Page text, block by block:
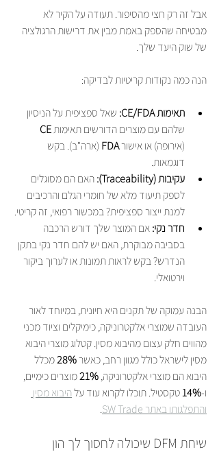
אבל זה רק חצי מהסיפור. תעודה על הקיר לא
מבטיחה שהספק באמת מבין את דרישות הרגולציה
של שוק היעד שלך.
הנה כמה נקודות קריטיות לבדיקה:
תאימות CE/FDA:
שאל ספציפית על הניסיון
שלהם עם מוצרים הדורשים תאימות CE
(אירופה) או אישור FDA (ארה"ב). בקש
דוגמאות.
עקיבות (Traceability):
האם הם מסוגלים
לספק תיעוד מלא של חומרי הגלם והרכיבים
למנת ייצור ספציפית? במכשור רפואי, זה קריטי.
חדר נקי: אם המוצר שלך דורש הרכבה
בסביבה מבוקרת, האם יש להם חדר נקי בתקן
הנדרש? בקש לראות תמונות או לערוך ביקור
וירטואלי.
הבנה עמוקה של תקנים היא חיונית, במיוחד לאור
העובדה שמוצרי אלקטרוניקה, כימיקלים וציוד מכני
מהווים חלק עצום מהיבוא מסין. קטלוג מוצרי היבוא
מסין לישראל כולל מגוון רחב, כאשר 28% מכלל
היבוא הם מוצרי אלקטרוניקה, 21% מוצרים כימיים,
ו-14% טקסטיל. תוכלו לקרוא עוד על היבוא מסין
והתפלגותו באתר SW Trade
.
שיחת DFM שיכולה לחסוך לך הון